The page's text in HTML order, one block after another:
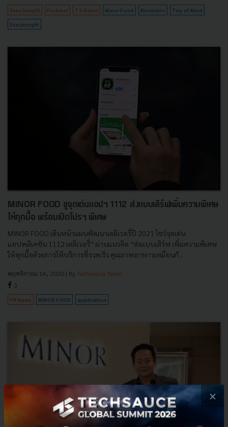
Exec Insight Podcast TS Video Minor Food Kincentric Top of Mind
ExecInsight
MINOR FOOD ชูจุดเด่นแอปฯ 1112 ส่งแบบเสิร์ฟเพิ่มความพิเศษ
ให้ทุกมื้อ พร้อมเปิดโปรฯ พิเศษ
MINOR FOOD เดินหน้าแผนพัฒนาเดลิเวอรี่ปี 2021 โชว์จุดเด่น
แอปพลิเคชัน 1112 เดลิเวอรี่” ผ่านแนวคิด “ส่งแบบเสิร์ฟ เพิ่มความพิเศษ
ให้ทุกมื้อด้วยการให้บริการที่รวดเร็ว คุณภาพอาหารเหมือนกั...
พฤศจิกายน 16, 2020 | By Techsauce Team
3
PR News MINOR FOOD application
×